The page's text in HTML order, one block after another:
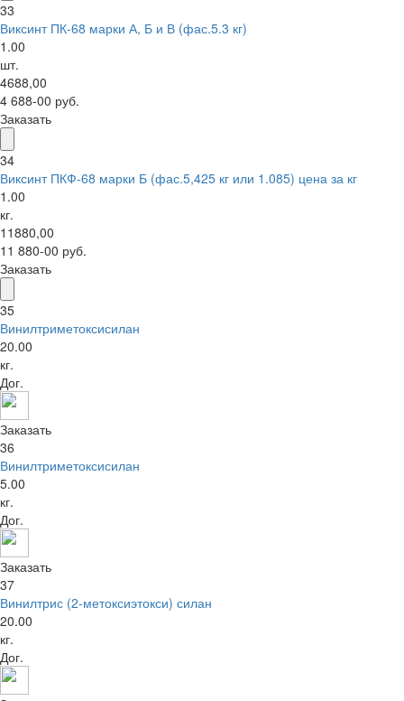
33
Виксинт ПК-68 марки А, Б и В (фас.5.3 кг)
1.00
шт.
4688,00
4 688-00 руб.
Заказать
34
Виксинт ПКФ-68 марки Б (фас.5,425 кг или 1.085) цена за кг
1.00
кг.
11880,00
11 880-00 руб.
Заказать
35
Винилтриметоксисилан
20.00
кг.
Дог.
Заказать
36
Винилтриметоксисилан
5.00
кг.
Дог.
Заказать
37
Винилтрис (2-метоксиэтокси) силан
20.00
кг.
Дог.